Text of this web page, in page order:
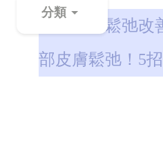
分類
粉
刺
臉部皮膚鬆弛
部皮膚鬆弛！5